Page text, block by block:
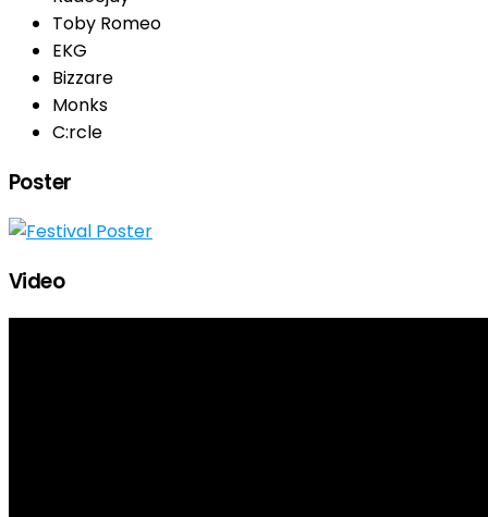
Toby Romeo
EKG
Bizzare
Monks
C:rcle
Poster
Video